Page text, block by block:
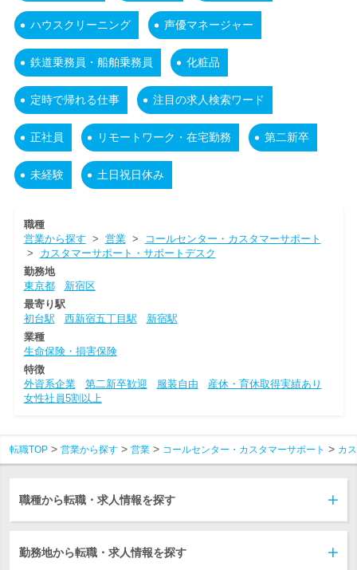
ハウスクリーニング 声優マネージャー
鉄道乗務員・船舶乗務員 化粧品
定時で帰れる仕事 注目の求人検索ワード
正社員 リモートワーク・在宅勤務 第二新卒
未経験 土日祝日休み
職種
営業から探す > 営業>
コールセンター・カスタマーサポート
> カスタマーサポート・サポートデスク
勤務地
東京都
新宿区
最寄り駅
初台駅
西新宿五丁目駅
新宿駅
業種
生命保険・損害保険
特徴
外資系企業
第二新卒歓迎 服装自由
産休・育休取得実績あり
女性社員5割以上
転職TOP 営業から探す 営業 コールセンター・カスタマーサポート カ
職種から転職・求人情報を探す
勤務地から転職・求人情報を探す